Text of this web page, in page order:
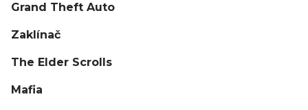
Grand Theft Auto
Zaklínač
The Elder Scrolls
Mafia